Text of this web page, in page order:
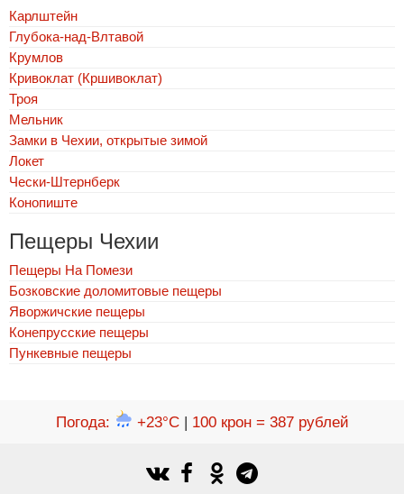
Карлштейн
Глубока-над-Влтавой
Крумлов
Кривоклат (Кршивоклат)
Троя
Мельник
Замки в Чехии, открытые зимой
Локет
Чески-Штернберк
Конопиште
Пещеры Чехии
Пещеры На Помези
Бозковские доломитовые пещеры
Яворжичские пещеры
Конепрусские пещеры
Пункевныe пещеры
Погода: +23°C| 100 крон = 387 рублей